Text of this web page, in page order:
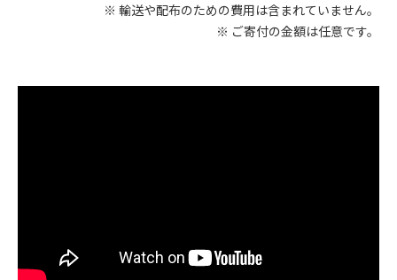
※ 輸送や配布のための費用は含まれていません。
※ ご寄付の金額は任意です。